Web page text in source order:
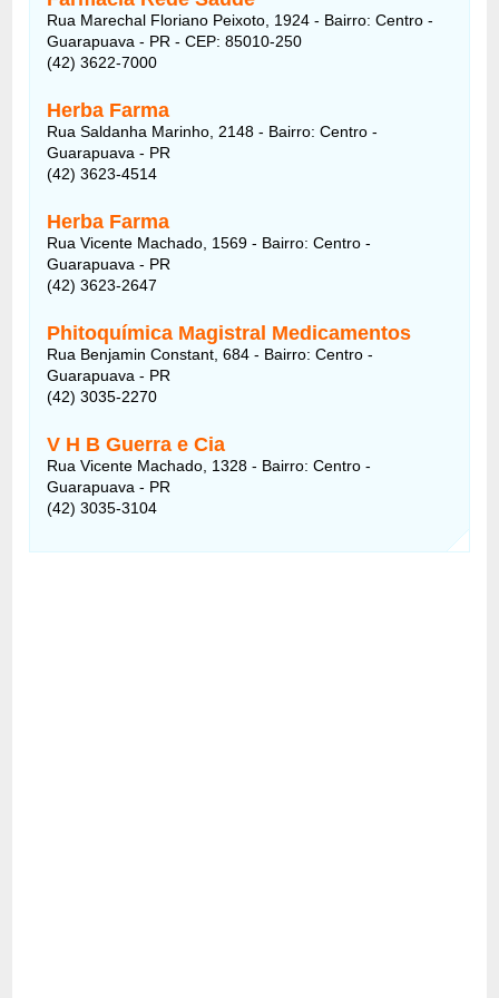
Rua Marechal Floriano Peixoto, 1924 - Bairro: Centro -
Guarapuava - PR - CEP: 85010-250
(42) 3622-7000
Herba Farma
Rua Saldanha Marinho, 2148 - Bairro: Centro -
Guarapuava - PR
(42) 3623-4514
Herba Farma
Rua Vicente Machado, 1569 - Bairro: Centro -
Guarapuava - PR
(42) 3623-2647
Phitoquímica Magistral Medicamentos
Rua Benjamin Constant, 684 - Bairro: Centro -
Guarapuava - PR
(42) 3035-2270
V H B Guerra e Cia
Rua Vicente Machado, 1328 - Bairro: Centro -
Guarapuava - PR
(42) 3035-3104